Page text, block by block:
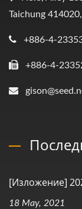
Taichung
+886-4-
+886-4-
[Изложение]
18 May, 2021